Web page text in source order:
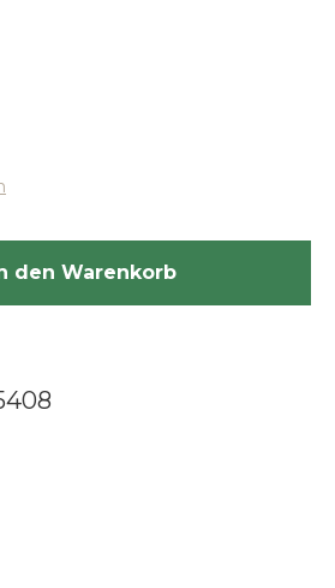
Wert ein oder benutze die
den Warenkorb